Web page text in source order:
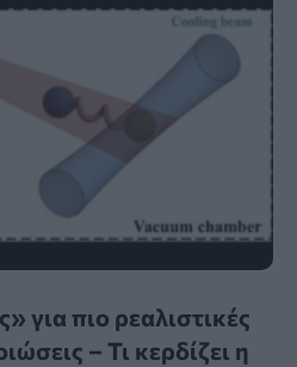
για πιο ρεαλιστικές
– Τι κερδίζει η